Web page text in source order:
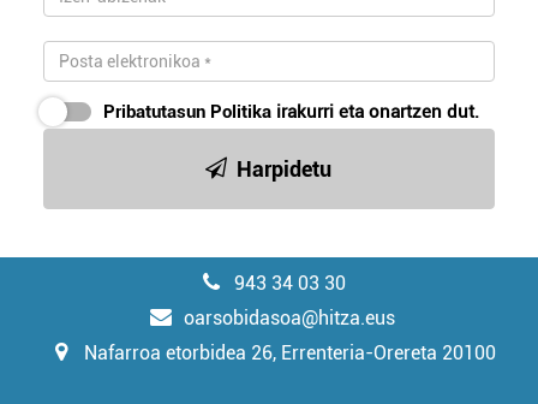
Pribatutasun Politika irakurri eta onartzen dut.
Harpidetu
943 34 03 30
oarsobidasoa@hitza.eus
Nafarroa etorbidea 26, Errenteria-Orereta 20100